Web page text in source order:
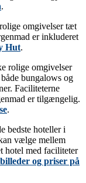
.
omgivelser tæt
er inkluderet
Hut.
rolige omgivelser
bungalows og
Faciliteterne
er tilgængelig.
.
bedste hoteller i
vælge mellem
hotel med faciliteter
og priser på